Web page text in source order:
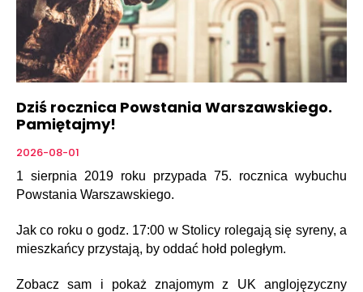
Dziś rocznica Powstania Warszawskiego.
Pamiętajmy!
2026-08-01
1 sierpnia 2019 roku przypada 75. rocznica wybuchu
Powstania Warszawskiego.
Jak co roku o godz. 17:00 w Stolicy rolegają się syreny, a
mieszkańcy przystają, by oddać hołd poległym.
Zobacz sam i pokaż znajomym z UK anglojęzyczny